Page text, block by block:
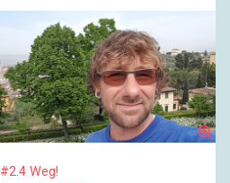
#2.4 Weg!